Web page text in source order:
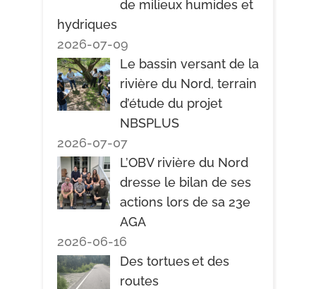
de milieux humides et
hydriques
2026-07-09
Le bassin versant de la
rivière du Nord, terrain
d’étude du projet
NBSPLUS
2026-07-07
L’OBV rivière du Nord
dresse le bilan de ses
actions lors de sa 23e
AGA
2026-06-16
Des tortues et des
routes